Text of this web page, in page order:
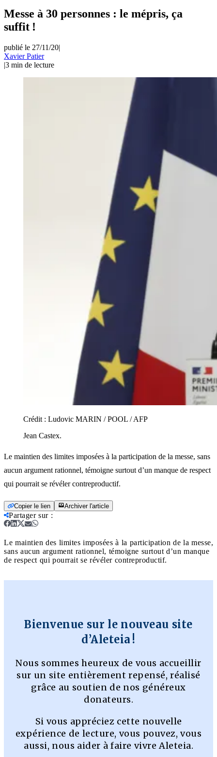
Messe à 30 personnes : le mépris, ça
suffit !
publié le 27/11/20|
Xavier Patier
|3 min de lecture
Crédit : Ludovic MARIN / POOL / AFP
Jean Castex.
Le maintien des limites imposées à la participation de la messe, sans
aucun argument rationnel, témoigne surtout d’un manque de respect
qui pourrait se révéler contreproductif.
Copier le lien Archiver l'article
Partager sur:
Le maintien des limites imposées à la participation de la messe,
sans aucun argument rationnel, témoigne surtout d’un manque
de respect qui pourrait se révéler contreproductif.
Bienvenue sur le nouveau site
d’Aleteia !
Nous sommes heureux de vous accueillir
sur un site entièrement repensé, réalisé
grâce au soutien de nos généreux
donateurs.
Si vous appréciez cette nouvelle
expérience de lecture, vous pouvez, vous
aussi, nous aider à faire vivre Aleteia.